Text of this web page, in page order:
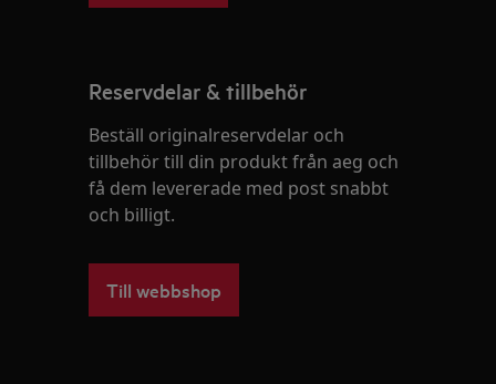
Reservdelar & tillbehör
Beställ originalreservdelar och
tillbehör till din produkt från aeg och
få dem levererade med post snabbt
och billigt.
Till webbshop